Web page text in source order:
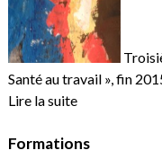
Santé au travail », fin
Lire la suite
Formations